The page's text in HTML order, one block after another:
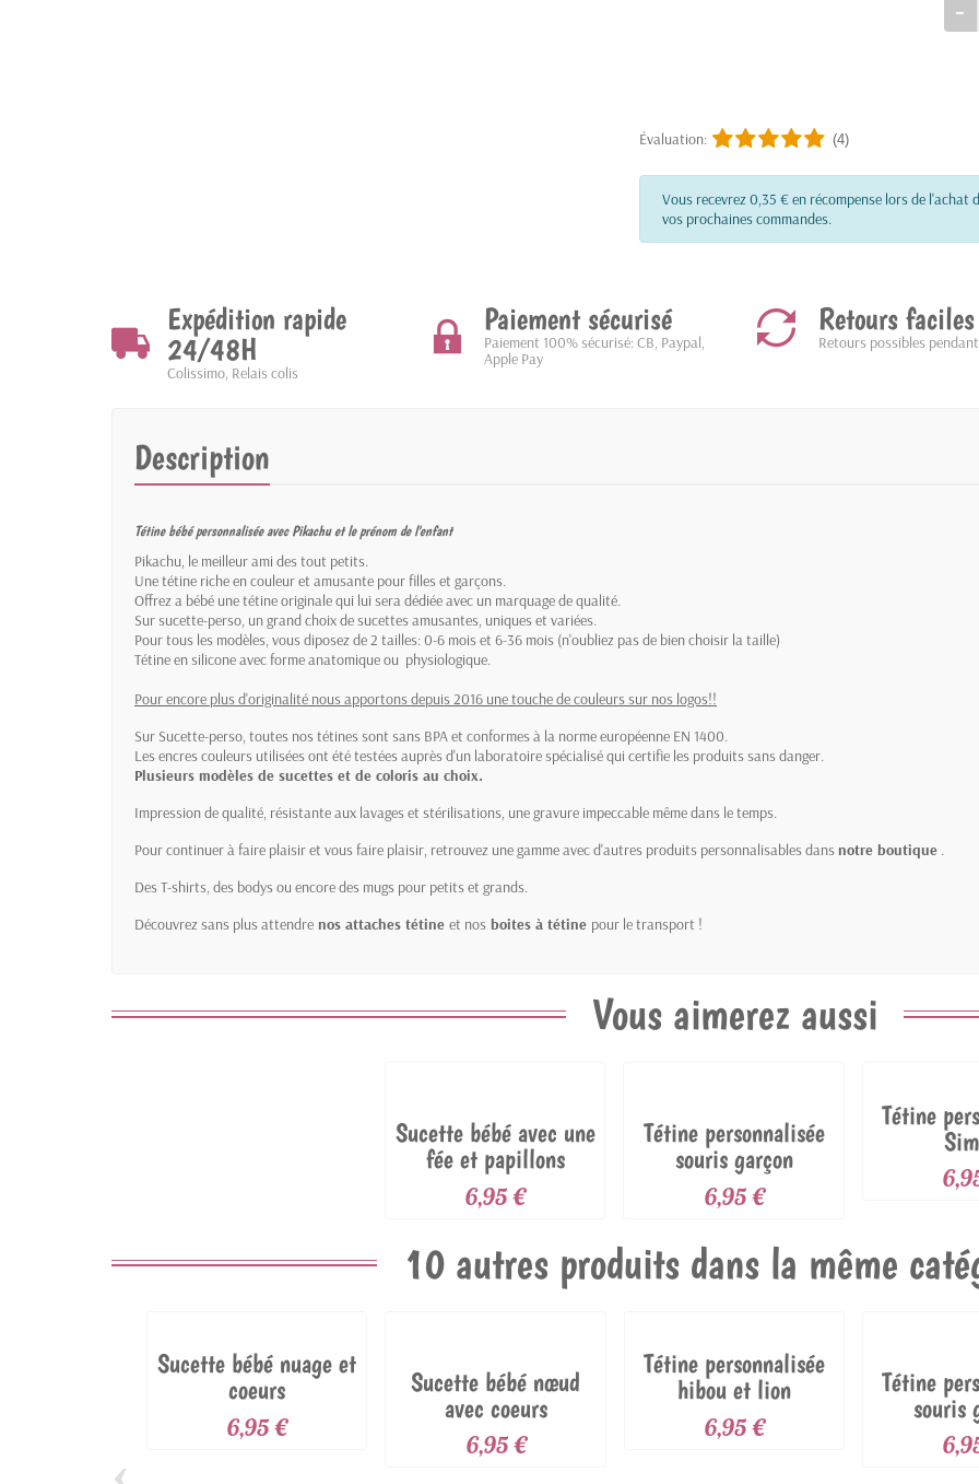
Évaluation: (4)
Vous recevrez 0,35 € en récompense lors de
vos prochaines commandes.
Expédition rapide
24/48H
Colissimo, Relais colis
Paiement sécurisé
Paiement 100% sécurisé: CB, Paypal,
Apple Pay
Retours faciles
Retours possibles
Description
Tétine bébé personnalisée avec Pikachu et le prénom de l'enfant
Pikachu, le meilleur ami des tout petits.
Une tétine riche en couleur et amusante pour filles et garçons.
Offrez a bébé une tétine originale qui lui sera dédiée avec un marquage de qualité.
Sur sucette-perso, un grand choix de sucettes amusantes, uniques et variées.
Pour tous les modèles, vous diposez de 2 tailles: 0-6 mois et 6-36 mois (n'oubliez pas de bien choisir la taille)
Tétine en silicone avec forme anatomique ou physiologique.
Pour encore plus d'originalité nous apportons depuis 2016 une touche de couleurs sur nos logos!!
Sur Sucette-perso, toutes nos tétines sont sans BPA et conformes à la norme européenne EN 1400.
Les encres couleurs utilisées ont été testées auprès d'un laboratoire spécialisé qui certifie les produits sans danger.
Plusieurs modèles de sucettes et de coloris au choix.
Impression de qualité, résistante aux lavages et stérilisations, une gravure impeccable même dans le temps.
Pour continuer à faire plaisir et vous faire plaisir, retrouvez une gamme avec d'autres produits personnalisables dans notre boutique .
Des T-shirts, des bodys ou encore des mugs pour petits et grands.
Découvrez sans plus attendre nos attaches tétine et nos boites à tétine pour le transport !
Vous aimerez aussi
Sucette bébé avec une
fée et papillons
6,95 €
Tétine personnalisée
souris garçon
6,95 €
Tétine
10 autres produits dans la même
Sucette bébé nuage et
coeurs
6,95 €
Sucette bébé nœud
avec coeurs
6,95 €
Tétine personnalisée
hibou et lion
6,95 €
Tétine
souris